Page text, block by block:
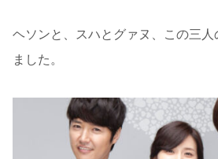
ヘソンと、スハとグァヌ、この三人
ました。